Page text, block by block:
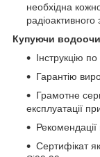
необхідна
радіоактивного
Купуючи
Інструкцію по
Гарантію
Грамотне
експлуатації
Сертифікат